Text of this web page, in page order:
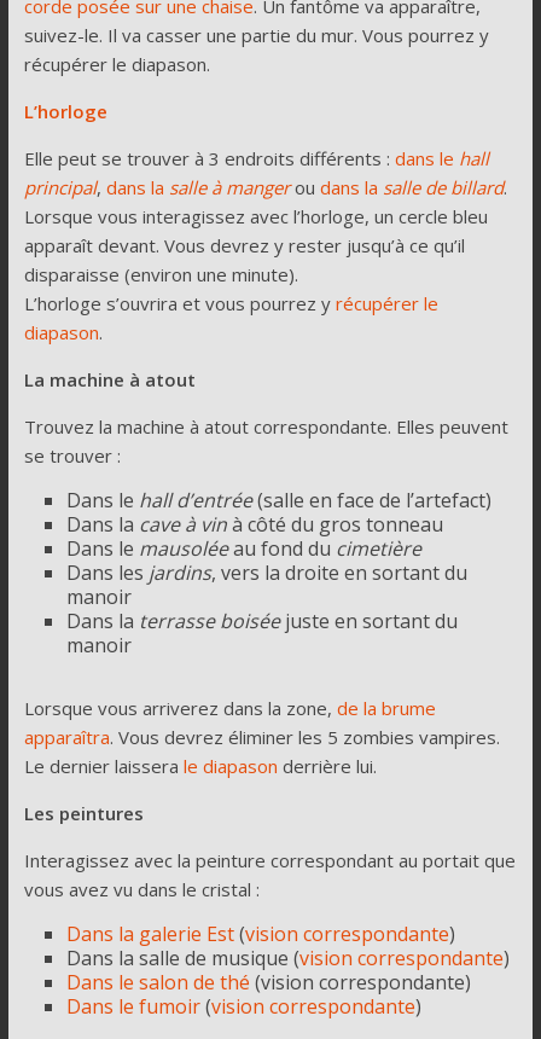
corde posée sur une chaise. Un fantôme va apparaître,
suivez-le. Il va casser une partie du mur. Vous pourrez y
récupérer le diapason.
L’horloge
Elle peut se trouver à 3 endroits différents : dans le hall
principal, dans la salle à mangerou dans la salle de billard.
Lorsque vous interagissez avec l’horloge, un cercle bleu
apparaît devant. Vous devrez y rester jusqu’à ce qu’il
disparaisse (environ une minute).
L’horloge s’ouvrira et vous pourrez y récupérer le
diapason.
La machine à atout
Trouvez la machine à atout correspondante. Elles peuvent
se trouver :
Dans le hall d’entrée(salle en face de l’artefact)
Dans la cave à vinà côté du gros tonneau
Dans le mausoléeau fond du cimetière
Dans les jardins, vers la droite en sortant du
manoir
Dans la terrasse boiséejuste en sortant du
manoir
Lorsque vous arriverez dans la zone, de la brume
apparaîtra. Vous devrez éliminer les 5 zombies vampires.
Le dernier laissera le diapason derrière lui.
Les peintures
Interagissez avec la peinture correspondant au portait que
vous avez vu dans le cristal :
Dans la galerie Est(vision correspondante)
Dans la salle de musique (vision correspondante)
Dans le salon de thé (vision correspondante)
Dans le fumoir(vision correspondante)